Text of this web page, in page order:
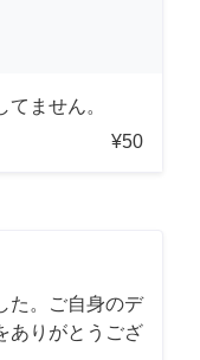
ません。
¥50
た。ご自身のデ
ありがとうござ